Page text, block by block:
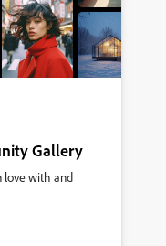
Gallery
love with and